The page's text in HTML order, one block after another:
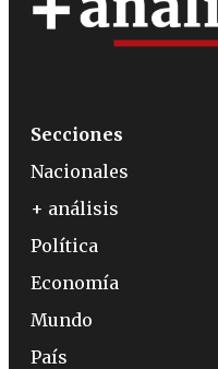
Secciones
Nacionales
+ análisis
Política
Economía
Mundo
País